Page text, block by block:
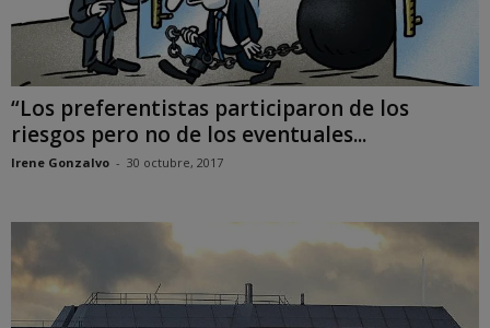
“Los preferentistas participaron de los
riesgos pero no de los eventuales...
Irene Gonzalvo - 30 octubre, 2017